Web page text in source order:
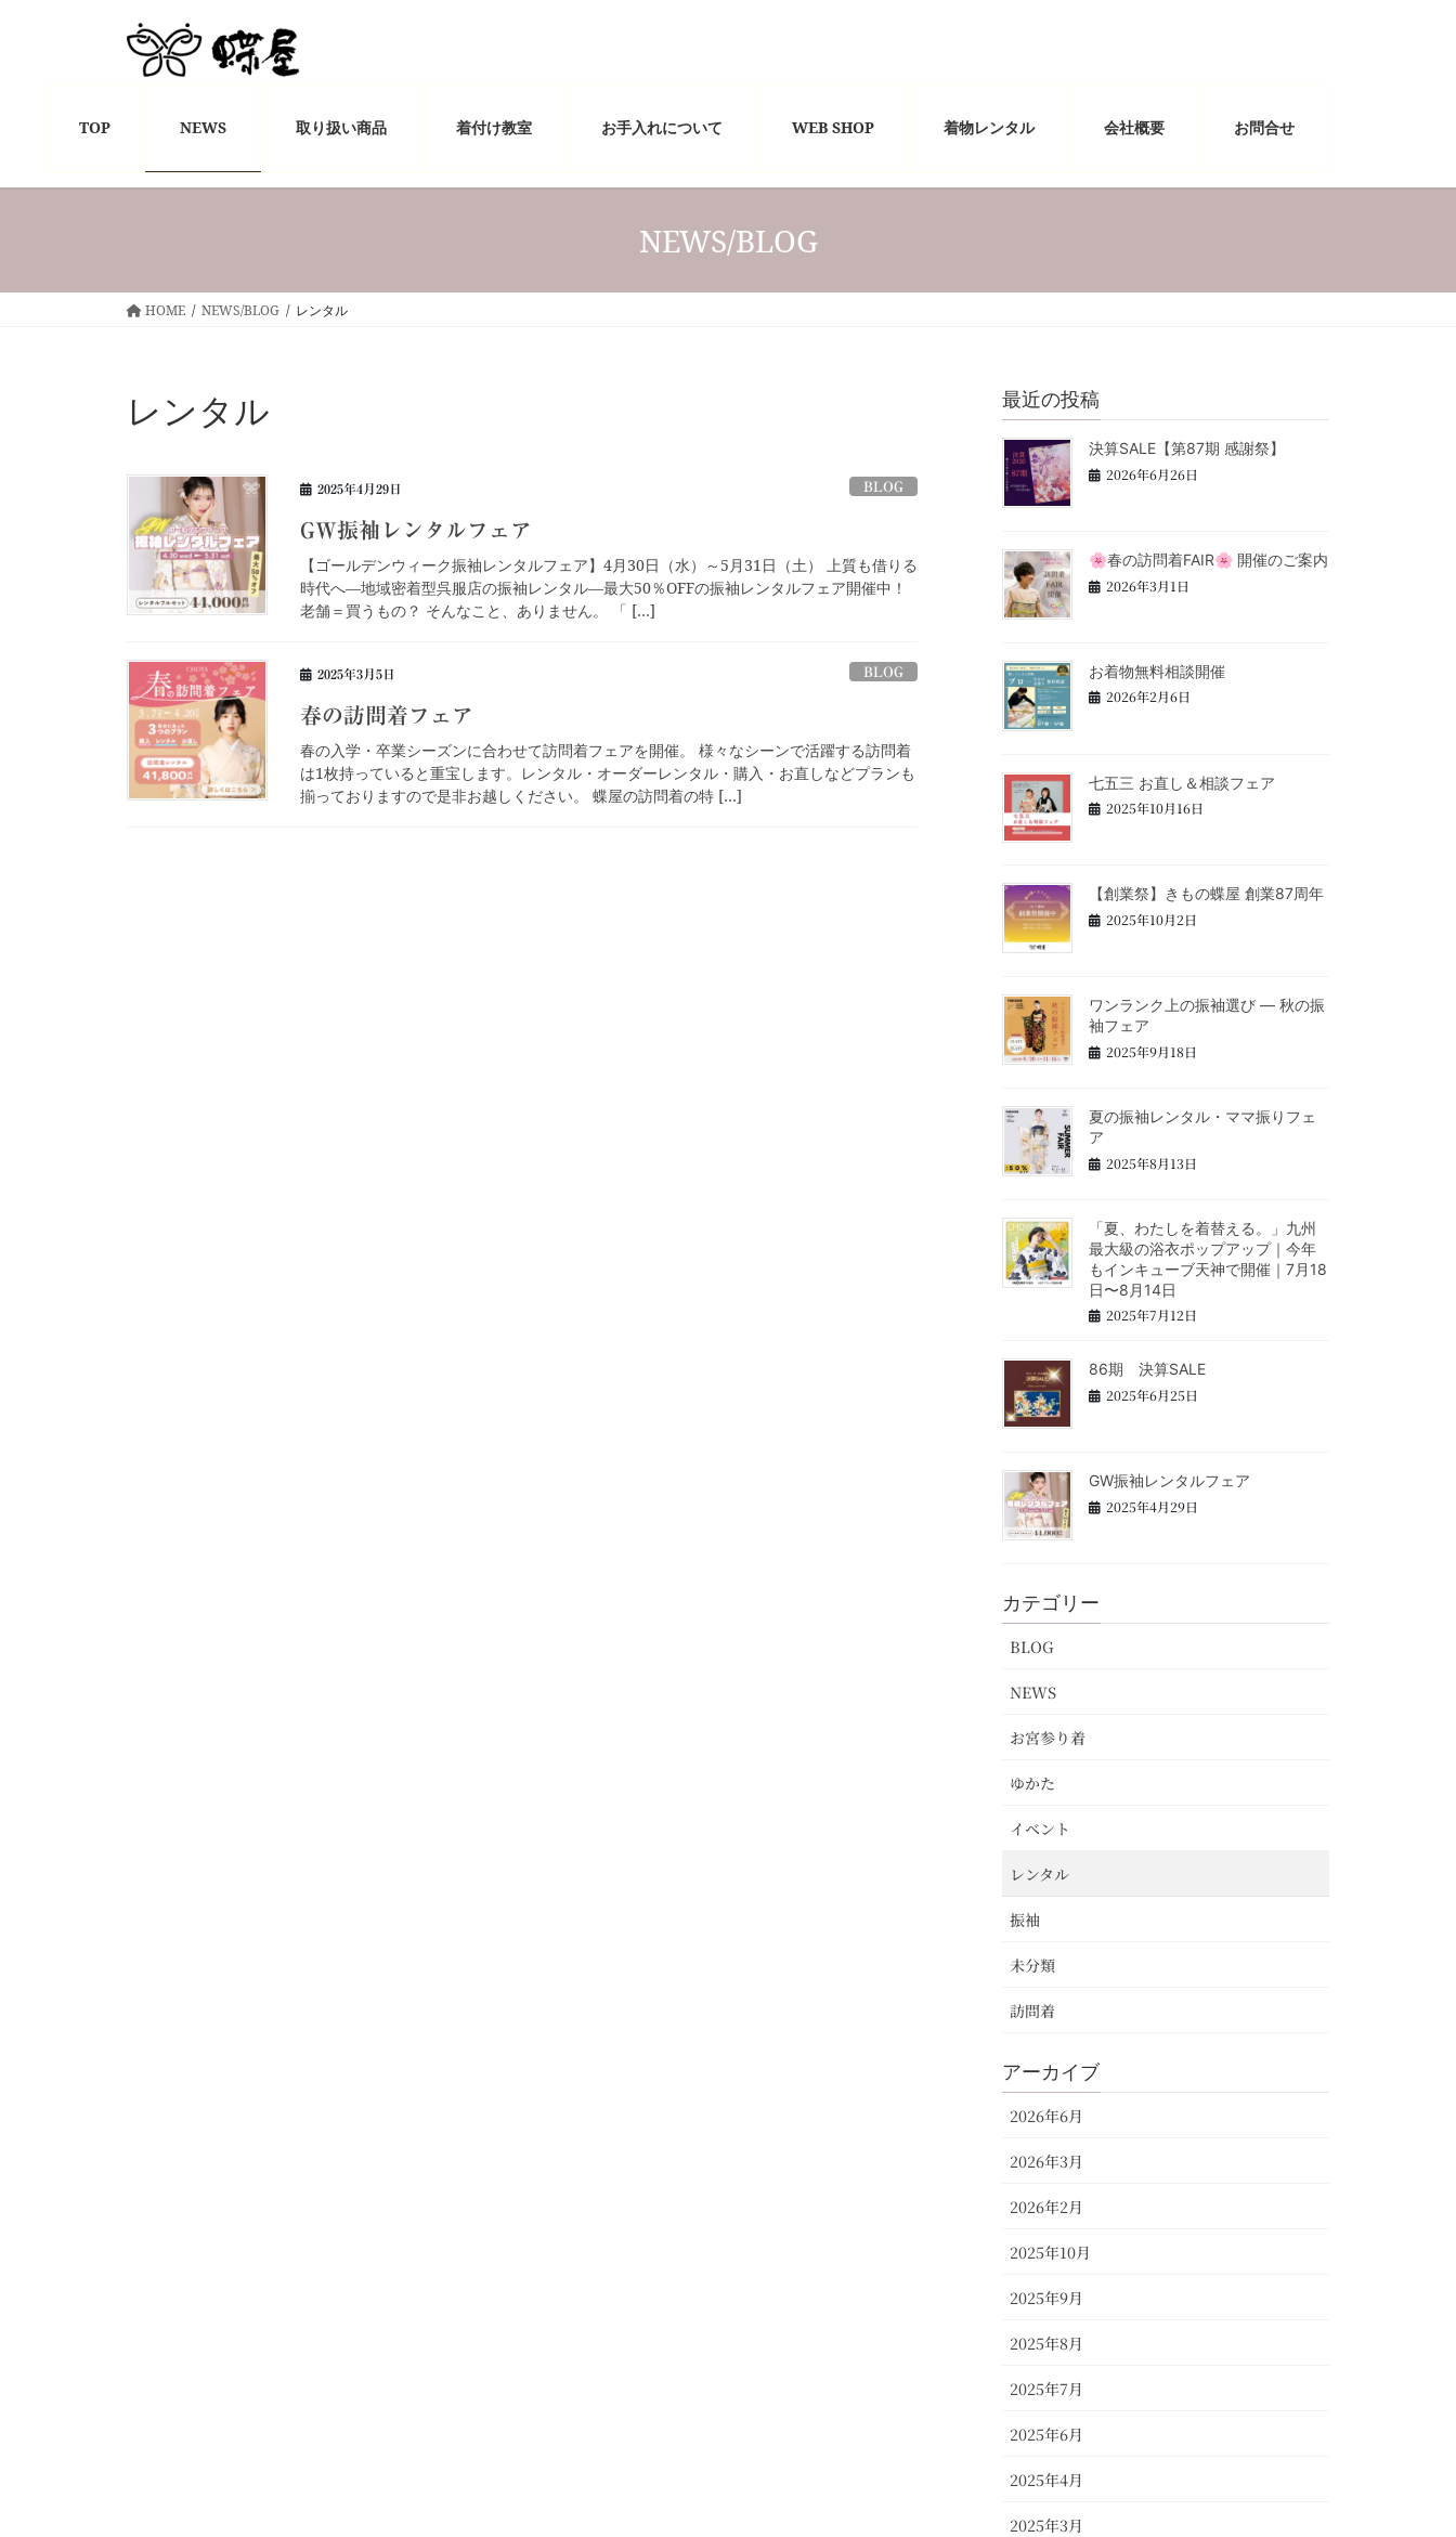
キ
に
TOP NEWS 取り扱い商品 着付け教室 お手入れについて WEB SHOP 着物レンタル 会社概要 お問合せ
NEWS/BLOG
HOME NEWS/BLOG レンタル
レンタル
2025年4月29日 BLOG
GW振袖レンタルフェア
【ゴールデンウィーク振袖レンタルフェア】4月30日（水）～5月31日（土） 上質も借りる
時代へ—地域密着型呉服店の振袖レンタル—最大50％OFFの振袖レンタルフェア開催中！
老舗＝買うもの？ そんなこと、ありません。 「 […]
2025年3月5日 BLOG
春の訪問着フェア
春の入学・卒業シーズンに合わせて訪問着フェアを開催。 様々なシーンで活躍する訪問着
は1枚持っていると重宝します。レンタル・オーダーレンタル・購入・お直しなどプランも
揃っておりますので是非お越しください。 蝶屋の訪問着の特 […]
最近の投稿
決算SALE【第87期 感謝祭】
2026年6月26日
🌸春の訪問着FAIR🌸 開催のご案内
2026年3月1日
お着物無料相談開催
2026年2月6日
七五三 お直し＆相談フェア
2025年10月16日
【創業祭】きもの蝶屋 創業87周年
2025年10月2日
ワンランク上の振袖選び ― 秋の振
袖フェア
2025年9月18日
夏の振袖レンタル・ママ振りフェ
ア
2025年8月13日
「夏、わたしを着替える。」九州
最大級の浴衣ポップアップ｜今年
もインキューブ天神で開催｜7月18
日〜8月14日
2025年7月12日
86期 決算SALE
2025年6月25日
GW振袖レンタルフェア
2025年4月29日
カテゴリー
BLOG
NEWS
お宮参り着
ゆかた
イベント
レンタル
振袖
未分類
訪問着
アーカイブ
2026年6月
2026年3月
2026年2月
2025年10月
2025年9月
2025年8月
2025年7月
2025年6月
2025年4月
2025年3月